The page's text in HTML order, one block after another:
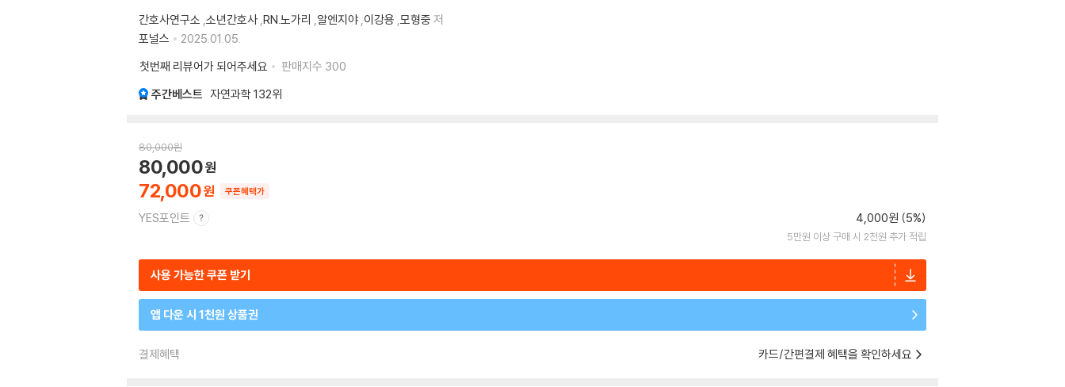
간호사연구소 ,소년간호사,RN.노가리 ,알엔지야 ,이강용 ,모형중 저
포널스
2025.01.05.
첫번째 리뷰어가 되어주세요
판매지수 300
주간베스트 자연과학 132위
80,000원
72,000
80,000
쿠폰혜택가
YES포인트 4,000원 (5%)
5만원 이상 구매 시 2천원 추가 적립
사용 가능한 쿠폰 받기
앱 다운 시 1천원 상품권
결제혜택 카드/간편결제 혜택을 확인하세요